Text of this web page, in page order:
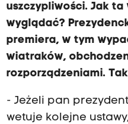
uszczypliwości. Jak ta
wyglądać?
premiera, w tym
wiatraków,
rozporządzeniami.
- Jeżeli pan
wetuje kolejne